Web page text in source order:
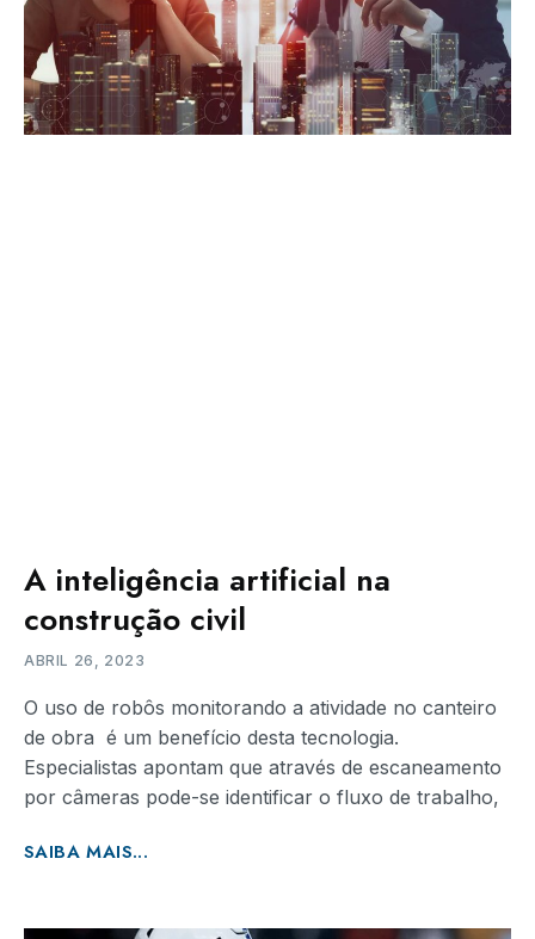
A inteligência artificial na
construção civil
ABRIL 26, 2023
O uso de robôs monitorando a atividade no canteiro
de obra é um benefício desta tecnologia.
Especialistas apontam que através de escaneamento
por câmeras pode-se identificar o fluxo de trabalho,
SAIBA MAIS...